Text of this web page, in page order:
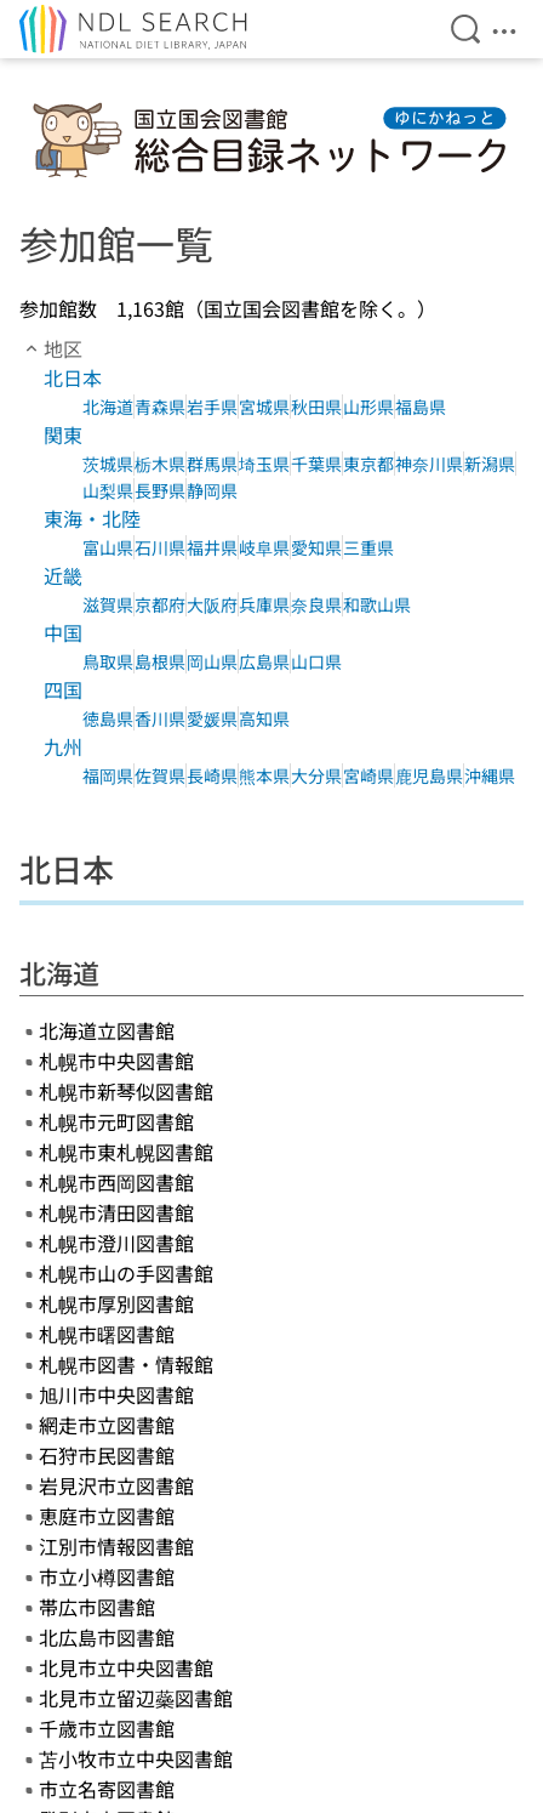
Open
参加館一覧
参加館数 1,163館（国立国会図書館を除く。）
地区
北日本
北海道青森県岩手県宮城県秋田県山形県福島県
関東
茨城県栃木県群馬県埼玉県千葉県東京都神奈川県新潟県
山梨県長野県静岡県
東海・北陸
富山県石川県福井県岐阜県愛知県三重県
近畿
滋賀県京都府大阪府兵庫県奈良県和歌山県
中国
鳥取県島根県岡山県広島県山口県
四国
徳島県香川県愛媛県高知県
九州
福岡県佐賀県長崎県熊本県大分県宮崎県鹿児島県沖縄県
北日本
北海道
北海道立図書館
札幌市中央図書館
札幌市新琴似図書館
札幌市元町図書館
札幌市東札幌図書館
札幌市西岡図書館
札幌市清田図書館
札幌市澄川図書館
札幌市山の手図書館
札幌市厚別図書館
札幌市曙図書館
札幌市図書・情報館
旭川市中央図書館
網走市立図書館
石狩市民図書館
岩見沢市立図書館
恵庭市立図書館
江別市情報図書館
市立小樽図書館
帯広市図書館
北広島市図書館
北見市立中央図書館
北見市立留辺蘂図書館
千歳市立図書館
苫小牧市立中央図書館
市立名寄図書館